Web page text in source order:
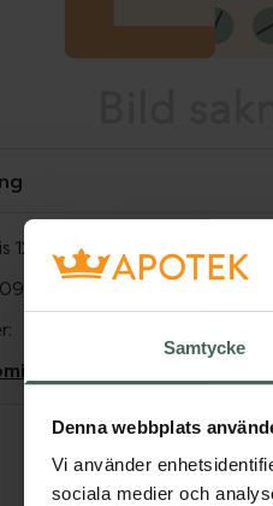
Samtycke
Denna webbplats
Vi använder
sociala medier och
12,56 kr/